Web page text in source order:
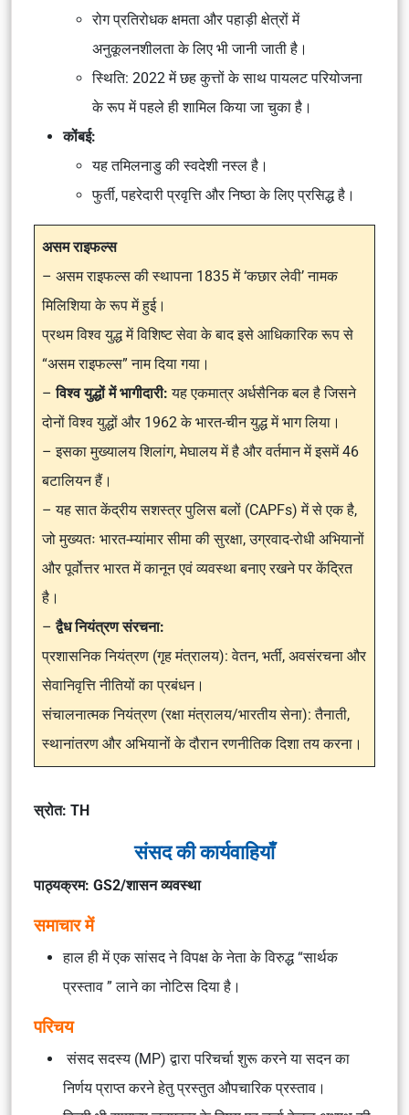
रोग प्रतिरोधक क्षमता और पहाड़ी क्षेत्रों में
अनुकूलनशीलता के लिए भी जानी जाती है।
स्थिति: 2022 में छह कुत्तों के साथ पायलट परियोजना
के रूप में पहले ही शामिल किया जा चुका है।
कोंबई:
यह तमिलनाडु की स्वदेशी नस्ल है।
फुर्ती, पहरेदारी प्रवृत्ति और निष्ठा के लिए प्रसिद्ध है।
असम राइफल्स
– असम राइफल्स की स्थापना 1835 में ‘कछार लेवी’ नामक
मिलिशिया के रूप में हुई।
प्रथम विश्व युद्ध में विशिष्ट सेवा के बाद इसे आधिकारिक रूप से
“असम राइफल्स” नाम दिया गया।
–विश्व युद्धों में भागीदारी: यह एकमात्र अर्धसैनिक बल है जिसने
दोनों विश्व युद्धों और 1962 के भारत-चीन युद्ध में भाग लिया।
– इसका मुख्यालय शिलांग, मेघालय में है और वर्तमान में इसमें 46
बटालियन हैं।
– यह सात केंद्रीय सशस्त्र पुलिस बलों (CAPFs) में से एक है,
जो मुख्यतः भारत-म्यांमार सीमा की सुरक्षा, उग्रवाद-रोधी अभियानों
और पूर्वोत्तर भारत में कानून एवं व्यवस्था बनाए रखने पर केंद्रित
है।
–द्वैध नियंत्रण संरचना:
प्रशासनिक नियंत्रण (गृह मंत्रालय): वेतन, भर्ती, अवसंरचना और
सेवानिवृत्ति नीतियों का प्रबंधन।
संचालनात्मक नियंत्रण (रक्षा मंत्रालय/भारतीय सेना): तैनाती,
स्थानांतरण और अभियानों के दौरान रणनीतिक दिशा तय करना।
स्रोत: TH
संसद की कार्यवाहियाँ
पाठ्यक्रम: GS2/शासन व्यवस्था
समाचार में
हाल ही में एक सांसद ने विपक्ष के नेता के विरुद्ध “सार्थक
प्रस्ताव ” लाने का नोटिस दिया है।
परिचय
संसद सदस्य (MP) द्वारा परिचर्चा शुरू करने या सदन का
निर्णय प्राप्त करने हेतु प्रस्तुत औपचारिक प्रस्ताव।